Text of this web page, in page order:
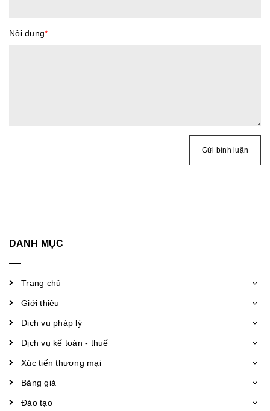
Nội dung*
Gửi bình luận
DANH MỤC
Trang chủ
Giới thiệu
Dịch vụ pháp lý
Dịch vụ kế toán - thuế
Xúc tiến thương mại
Bảng giá
Đào tạo